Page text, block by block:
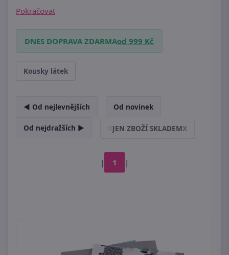
Pokračovat
DNES DOPRAVA ZDARMAod 999 Kč
Kousky látek
◄ Od nejlevnějších Od novinek
Od nejdražších ► JEN ZBOŽÍ SKLADEMX
| 1 |